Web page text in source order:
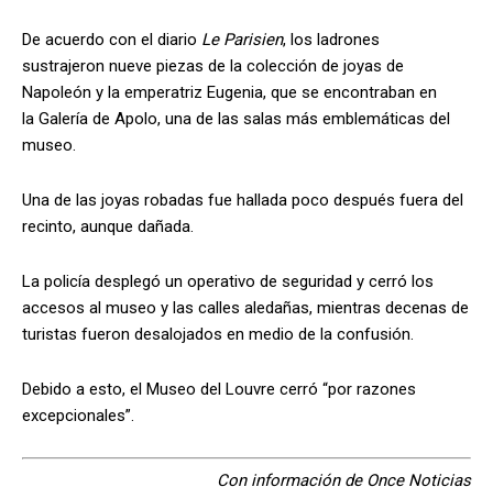
De acuerdo con el diario Le Parisien, los ladrones
sustrajeron nueve piezas de la colección de joyas de
Napoleón y la emperatriz Eugenia, que se encontraban en
la Galería de Apolo, una de las salas más emblemáticas del
museo.
Una de las joyas robadas fue hallada poco después fuera del
recinto, aunque dañada.
La policía desplegó un operativo de seguridad y cerró los
accesos al museo y las calles aledañas, mientras decenas de
turistas fueron desalojados en medio de la confusión.
Debido a esto, el Museo del Louvre cerró “por razones
excepcionales”.
Con información de Once Noticias